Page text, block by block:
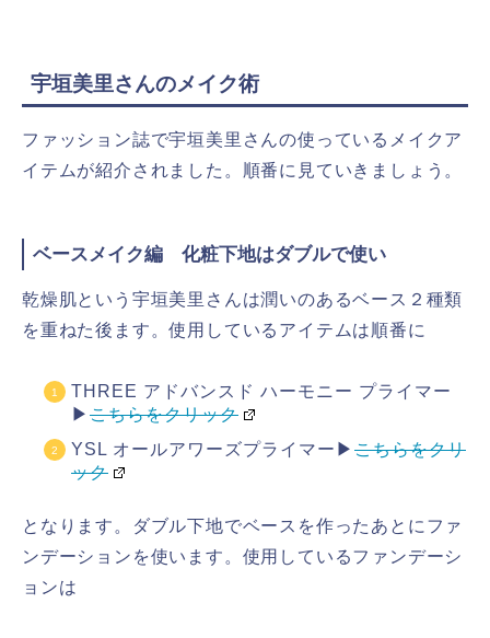
宇垣美里さんのメイク術
ファッション誌で宇垣美里さんの使っているメイクア
イテムが紹介されました。順番に見ていきましょう。
ベースメイク編 化粧下地はダブルで使い
乾燥肌という宇垣美里さんは潤いのあるベース２種類
を重ねた後ます。使用しているアイテムは順番に
THREE アドバンスド ハーモニー プライマー
▶ こちらをクリック
YSL オールアワーズプライマー▶ こちらをクリ
ック
となります。ダブル下地でベースを作ったあとにファ
ンデーションを使います。使用しているファンデーシ
ョンは